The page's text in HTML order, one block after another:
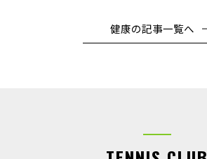
健康の記事一覧へ